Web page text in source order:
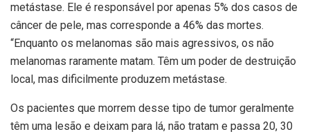
metástase. Ele é responsável por apenas 5% dos casos de
câncer de pele, mas corresponde a 46% das mortes.
“Enquanto os melanomas são mais agressivos, os não
melanomas raramente matam. Têm um poder de destruição
local, mas dificilmente produzem metástase.
Os pacientes que morrem desse tipo de tumor geralmente
têm uma lesão e deixam para lá, não tratam e passa 20, 30